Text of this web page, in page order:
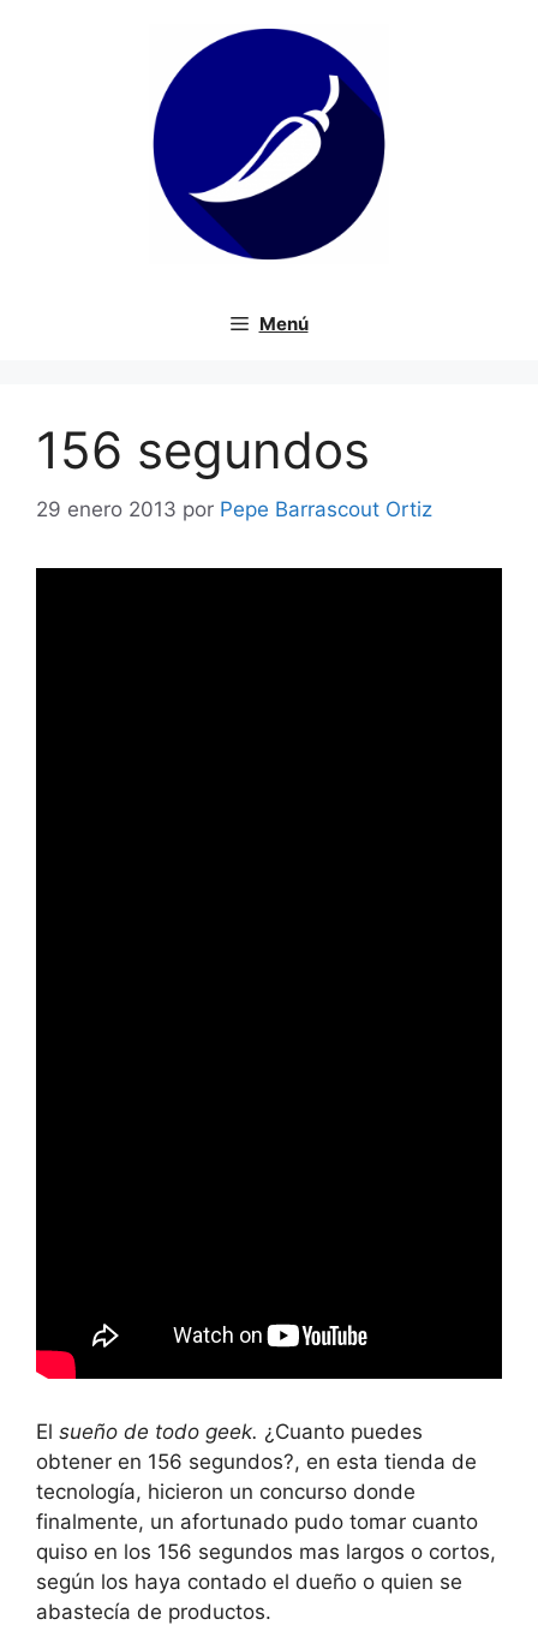
Menú
156 segundos
29 enero 2013 por Pepe Barrascout Ortiz
El sueño de todo geek. ¿Cuanto puedes
obtener en 156 segundos?, en esta tienda de
tecnología, hicieron un concurso donde
finalmente, un afortunado pudo tomar cuanto
quiso en los 156 segundos mas largos o cortos,
según los haya contado el dueño o quien se
abastecía de productos.